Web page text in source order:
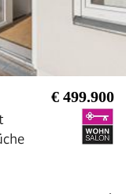
€ 499.900